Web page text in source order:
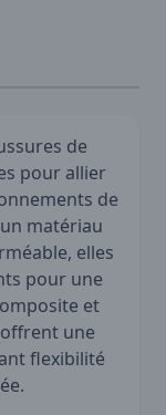
de
pour allier
de
matériau
elles
pour une
et
une
flexibilité